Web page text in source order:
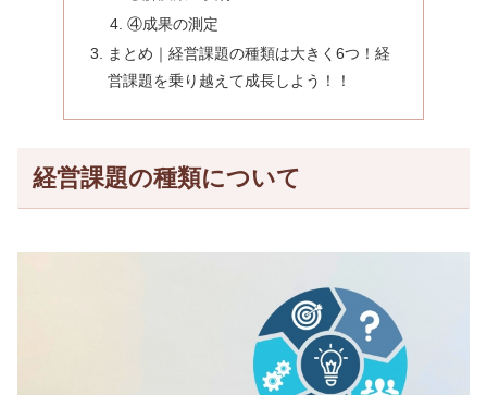
④成果の測定
まとめ｜経営課題の種類は大きく6つ！経
営課題を乗り越えて成長しよう！！
経営課題の種類について